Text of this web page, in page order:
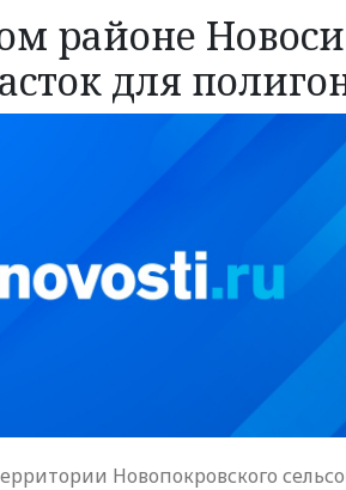
районе
для
Новопокровского